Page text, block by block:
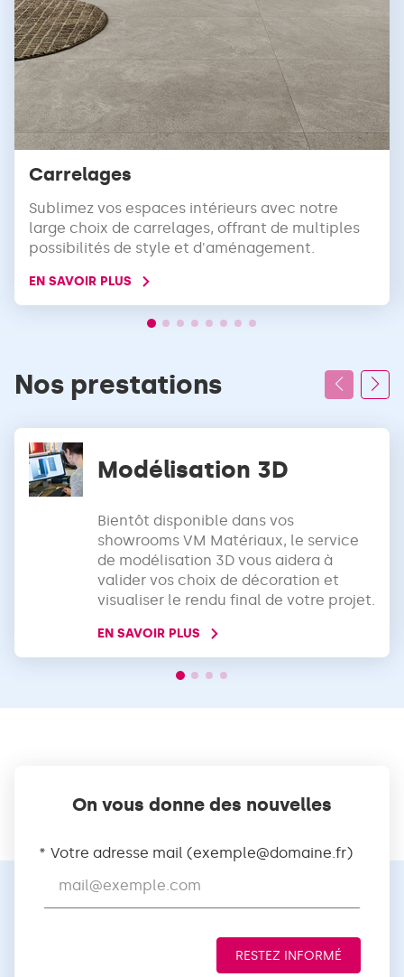
Carrelages
Sublimez vos espaces intérieurs avec notre
large choix de carrelages, offrant de multiples
possibilités de style et d'aménagement.
EN SAVOIR PLUS
Nos prestations
Modélisation 3D
Bientôt disponible dans vos
showrooms VM Matériaux, le service
de modélisation 3D vous aidera à
valider vos choix de décoration et
visualiser le rendu final de votre projet.
EN SAVOIR PLUS
On vous donne des nouvelles
Votre adresse mail (exemple@domaine.fr)
RESTEZ INFORMÉ